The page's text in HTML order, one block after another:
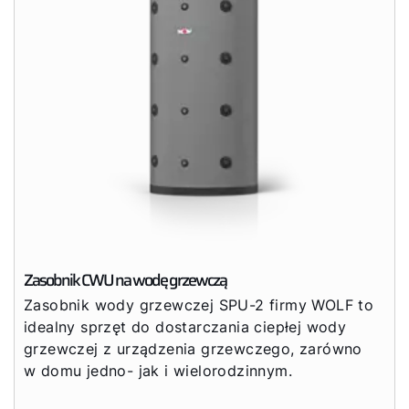
Zasobnik CWU na wodę grzewczą
Zasobnik wody grzewczej SPU-2 firmy WOLF to
idealny sprzęt do dostarczania ciepłej wody
grzewczej z urządzenia grzewczego, zarówno
w domu jedno- jak i wielorodzinnym.